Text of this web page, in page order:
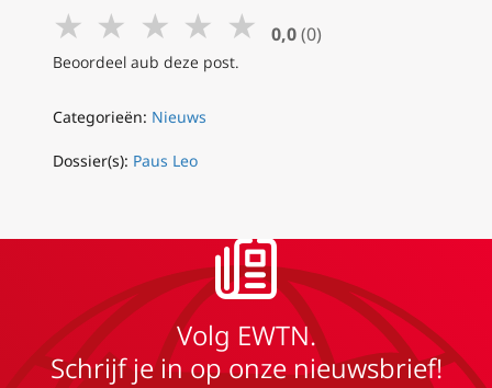
★ ★ ★ ★ ★ 0,0 (0)
Beoordeel aub deze post.
Categorieën: Nieuws
Dossier(s): Paus Leo
Volg EWTN.
Schrijf je in op onze nieuwsbrief!